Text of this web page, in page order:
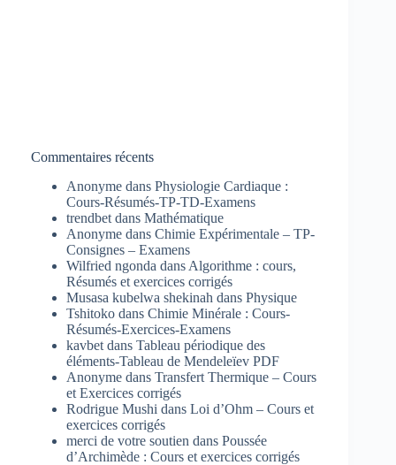
Commentaires récents
Anonyme dans Physiologie Cardiaque :
Cours-Résumés-TP-TD-Examens
trendbet dans Mathématique
Anonyme dans Chimie Expérimentale – TP-
Consignes – Examens
Wilfried ngonda dans Algorithme : cours,
Résumés et exercices corrigés
Musasa kubelwa shekinah dans Physique
Tshitoko dans Chimie Minérale : Cours-
Résumés-Exercices-Examens
kavbet dans Tableau périodique des
éléments-Tableau de Mendeleïev PDF
Anonyme dans Transfert Thermique – Cours
et Exercices corrigés
Rodrigue Mushi dans Loi d’Ohm – Cours et
exercices corrigés
merci de votre soutien dans Poussée
d’Archimède : Cours et exercices corrigés